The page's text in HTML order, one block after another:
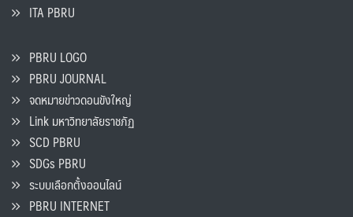
ITA PBRU
PBRU LOGO
PBRU JOURNAL
จดหมายข่าวดอนขังใหญ่
Link มหาวิทยาลัยราชภัฏ
SCD PBRU
SDGs PBRU
ระบบเลือกตั้งออนไลน์
PBRU INTERNET